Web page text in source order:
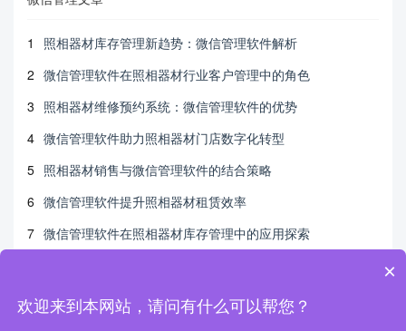
1
照相器材库存管理新趋势：微信管理软件解析
2 微信管理软件在照相器材行业客户管理中的角色
3 照相器材维修预约系统：微信管理软件的优势
4 微信管理软件助力照相器材门店数字化转型
5 照相器材销售与微信管理软件的结合策略
6 微信管理软件提升照相器材租赁效率
7 微信管理软件在照相器材库存管理中的应用探索
基金会微信管理软件优化捐赠流程
×
欢迎来到本网站，请问有什么可以帮您？